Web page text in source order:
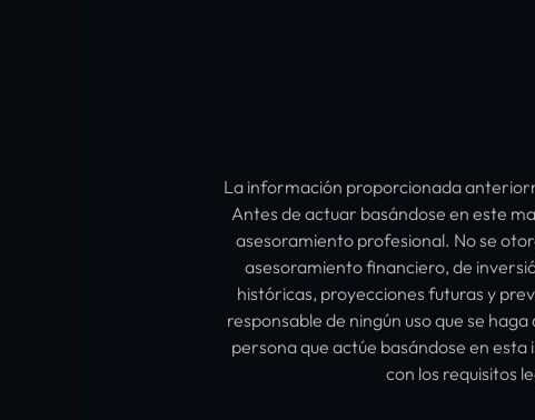
La información proporcionada
Antes de actuar basándose en este
asesoramiento profesional. No se
asesoramiento financiero, de
históricas, proyecciones futuras y
responsable de ningún uso que se
persona que actúe basándose en
con los requisitos